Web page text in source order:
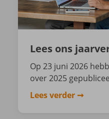
Lees ons
Op 23 juni 2026
over 2025
Lees verder